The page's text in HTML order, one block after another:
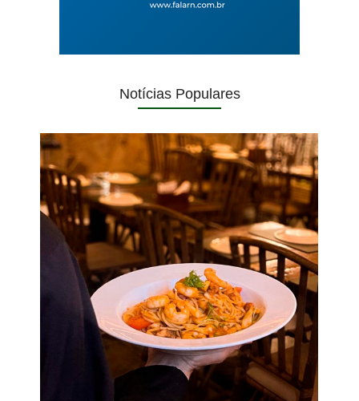
Notícias Populares